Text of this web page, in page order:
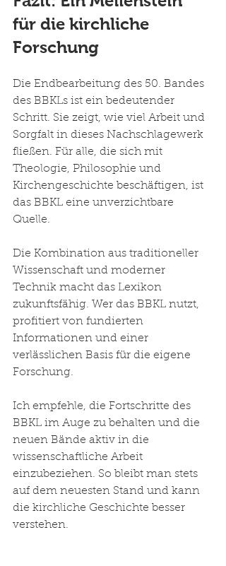
für die kirchliche
Forschung
Die Endbearbeitung des 50. Bandes
des BBKLs ist ein bedeutender
Schritt. Sie zeigt, wie viel Arbeit und
Sorgfalt in dieses Nachschlagewerk
fließen. Für alle, die sich mit
Theologie, Philosophie und
Kirchengeschichte beschäftigen, ist
das BBKL eine unverzichtbare
Quelle.
Die Kombination aus traditioneller
Wissenschaft und moderner
Technik macht das Lexikon
zukunftsfähig. Wer das BBKL nutzt,
profitiert von fundierten
Informationen und einer
verlässlichen Basis für die eigene
Forschung.
Ich empfehle, die Fortschritte des
BBKL im Auge zu behalten und die
neuen Bände aktiv in die
wissenschaftliche Arbeit
einzubeziehen. So bleibt man stets
auf dem neuesten Stand und kann
die kirchliche Geschichte besser
verstehen.